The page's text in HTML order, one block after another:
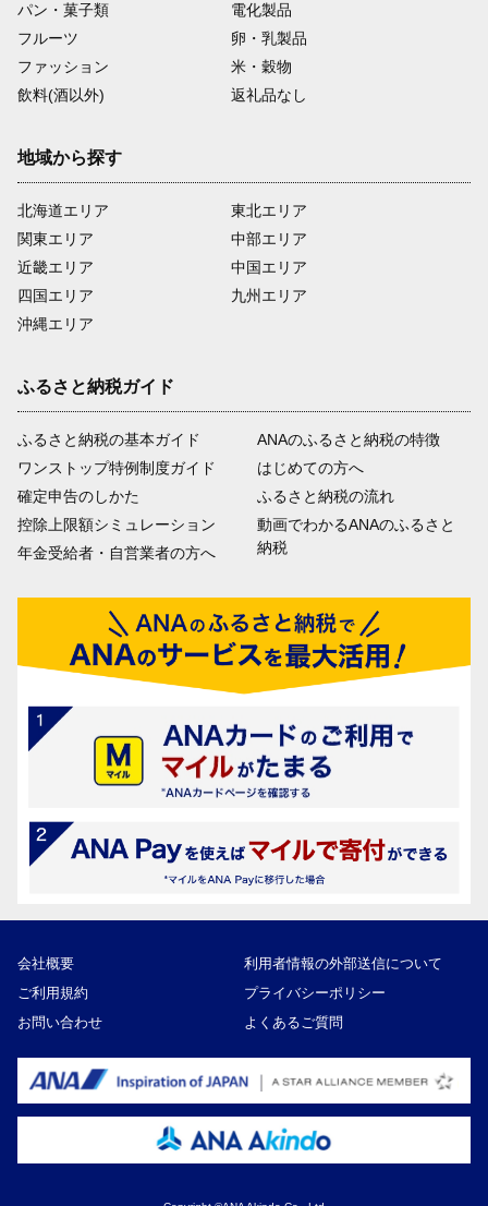
パン・菓子類
電化製品
フルーツ
卵・乳製品
ファッション
米・穀物
飲料(酒以外)
返礼品なし
地域から探す
北海道エリア
関東エリア
近畿エリア
四国エリア
沖縄エリア
東北エリア
中部エリア
中国エリア
九州エリア
ふるさと納税ガイド
ふるさと納税の基本ガイド
ワンストップ特例制度ガイド
確定申告のしかた
控除上限額シミュレーション
年金受給者・自営業者の方へ
ANAのふるさと納税の特徴
はじめての方へ
ふるさと納税の流れ
動画でわかるANAのふるさと
納税
会社概要
利用者情報の外部送信について
ご利用規約
プライバシーポリシー
お問い合わせ
よくあるご質問